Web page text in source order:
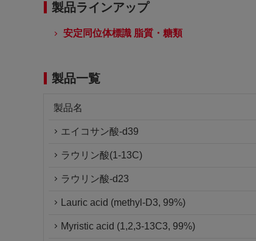
製品ラインアップ
安定同位体標識 脂質・糖類
製品一覧
製品名
エイコサン酸-d39
ラウリン酸(1-13C)
ラウリン酸-d23
Lauric acid (methyl-D3, 99%)
Myristic acid (1,2,3-13C3, 99%)